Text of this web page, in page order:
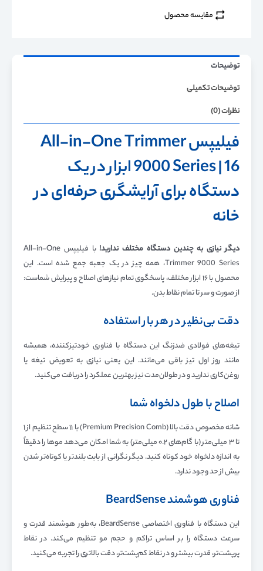
مقایسه محصول
توضیحات
توضیحات تکمیلی
نظرات (0)
فیلیپس All-in-One Trimmer
9000 Series | 16 ابزار در یک
دستگاه برای آرایشگری حرفه‌ای در
خانه
دیگر نیازی به چندین دستگاه مختلف ندارید!
با فیلیپس All-in-One
Trimmer 9000 Series، همه چیز در یک جعبه جمع شده است. این
محصول با ۱۶ ابزار مختلف، پاسخگوی تمام نیازهای اصلاح و پیرایش شماست:
از صورت و سر تا تمام نقاط بدن.
دقت بی‌نظیر در هر بار استفاده
تیغه‌های فولادی ضدزنگ این دستگاه با فناوری خودتیزکننده، همیشه
مانند روز اول تیز باقی می‌مانند. این یعنی نیازی به تعویض تیغه یا
روغن‌کاری ندارید و در طولان‌مدت نیز بهترین عملکرد را دریافت می‌کنید.
اصلاح با طول دلخواه شما
شانه مخصوص دقت بالا (Premium Precision Comb) با ۱۱ سطح تنظیم از ۱
تا ۳ میلی‌متر (با گام‌های ۰.۲ میلی‌متر) به شما امکان می‌دهد موها را دقیقاً
به اندازه دلخواه خود کوتاه کنید. دیگر نگرانی از بابت بلندتر یا کوتاه‌تر شدن
بیش از حد وجود ندارد.
فناوری هوشمند BeardSense
این دستگاه با فناوری اختصاصی BeardSense، به‌طور هوشمند قدرت و
سرعت دستگاه را بر اساس تراکم و حجم مو تنظیم می‌کند. در نقاط
پرپشت‌تر، قدرت بیشتر و در نقاط کم‌پشت‌تر، دقت بالاتری را تجربه می‌کنید.